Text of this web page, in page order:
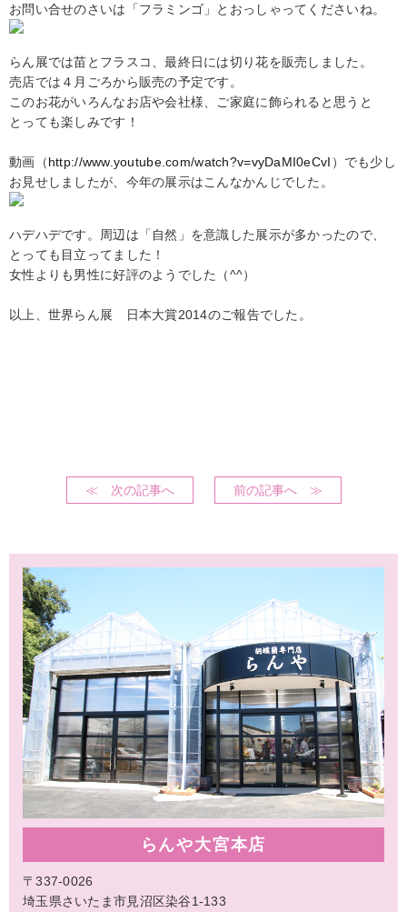
お問い合せのさいは「フラミンゴ」とおっしゃってくださいね。
らん展では苗とフラスコ、最終日には切り花を販売しました。
売店では４月ごろから販売の予定です。
このお花がいろんなお店や会社様、ご家庭に飾られると思うと
とっても楽しみです！
動画（http://www.youtube.com/watch?v=vyDaMI0eCvI ）でも少し
お見せしましたが、今年の展示はこんなかんじでした。
ハデハデです。周辺は「自然」を意識した展示が多かったので、
とっても目立ってました！
女性よりも男性に好評のようでした（^^）
以上、世界らん展 日本大賞2014のご報告でした。
≪ 次の記事へ 前の記事へ ≫
らんや大宮本店
〒337-0026
埼玉県さいたま市見沼区染谷1-133